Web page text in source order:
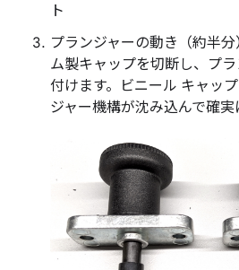
ト
プランジャーの動き（約半
ム製キャップを切断し、プ
付けます。ビニール キャッ
ジャー機構が沈み込んで確実